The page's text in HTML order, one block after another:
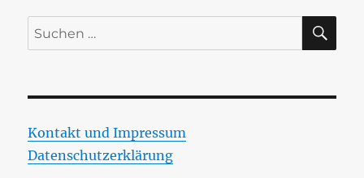
Suchen
nach:
Kontakt und Impressum
Datenschutzerklärung